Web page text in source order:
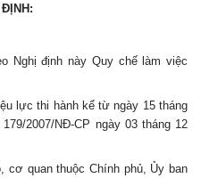
ĐỊNH:
Nghị định này Quy chế làm việc
lực thi hành kể từ ngày 15 tháng
2007/NĐ-CP ngày 03 tháng 12
cơ quan thuộc Chính phủ, Ủy ban